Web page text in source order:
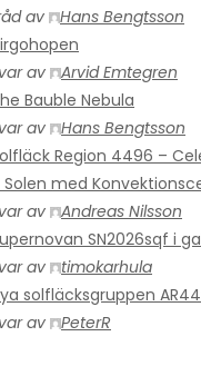
av
Hans Bengtsson
av
Arvid Emtegren
Bauble Nebula
av
Hans Bengtsson
Region 4496 –
Solen med
av
Andreas Nilsson
SN2026sqf i
av
timokarhula
solfläcksgruppen
av
PeterR